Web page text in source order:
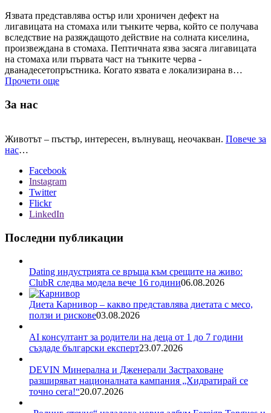
Язвата представлява остър или хроничен дефект на
лигавицата на стомаха или тънките черва, който се получава
вследствие на разяждащото действие на солната киселина,
произвеждана в стомаха. Пептичната язва засяга лигавицата
на стомаха или първата част на тънките черва -
дванадесетопръстника. Когато язвата е локализирана в…
Прочети още
За нас
Животът – пъстър, интересен, вълнуващ, неочакван. Повече за
нас…
Facebook
Instagram
Twitter
Flickr
LinkedIn
Последни публикации
Dating индустрията се връща към срещите на живо:
ClubR следва модела вече 16 години06.08.2026
Диета Карнивор – какво представлява диетата с месо,
ползи и рискове03.08.2026
AI консултант за родители на деца от 1 до 7 години
създаде български експерт23.07.2026
DEVIN Минерална и Дженерали Застраховане
разширяват националната кампания „Хидратирай се
точно сега!“20.07.2026